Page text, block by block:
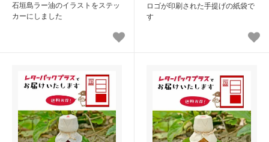
石垣島ラー油のイラストをステッ
カーにしました
ロゴが印刷された手提げの紙袋で
す